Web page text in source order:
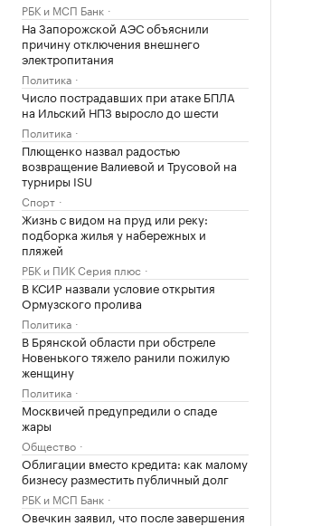
РБК и МСП Банк
На Запорожской АЭС объяснили
причину отключения внешнего
электропитания
Политика
Число пострадавших при атаке БПЛА
на Ильский НПЗ выросло до шести
Политика
Плющенко назвал радостью
возвращение Валиевой и Трусовой на
турниры ISU
Спорт
Жизнь с видом на пруд или реку:
подборка жилья у набережных и
пляжей
РБК и ПИК Серия плюс
В КСИР назвали условие открытия
Ормузского пролива
Политика
В Брянской области при обстреле
Новенького тяжело ранили пожилую
женщину
Политика
Москвичей предупредили о спаде
жары
Общество
Облигации вместо кредита: как малому
бизнесу разместить публичный долг
РБК и МСП Банк
Овечкин заявил, что после завершения